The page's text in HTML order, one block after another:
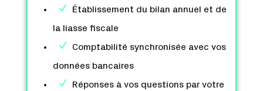
N
Établissement du bilan annuel et de
la liasse fiscale
N
Comptabilité synchronisée avec vos
données bancaires
N
Réponses à vos questions par votre